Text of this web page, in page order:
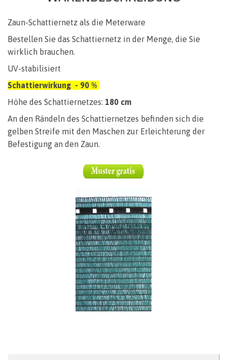
Zaun-Schattiernetz als die Meterware
Bestellen Sie das Schattiernetz in der Menge, die Sie
wirklich brauchen.
UV-stabilisiert
Schattierwirkung - 90 %
Höhe des Schattiernetzes: 180 cm
An den Rändeln des Schattiernetzes befinden sich die
gelben Streife mit den Maschen zur Erleichterung der
Befestigung an den Zaun.